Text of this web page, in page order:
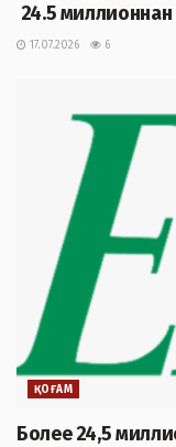
24.5
17.07.2026 6
ҚОҒАМ
Более 24,5